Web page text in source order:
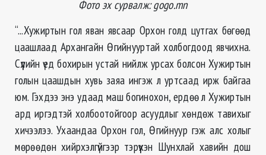
Фото эх сурвалж: gogo.mn
“...Хужиртын гол яван явсаар Орхон голд цутгах бөгөөд
цаашлаад Архангайн Өгийнууртай холбогдоод явчихна.
Сүүлийн үед бохирын устай нийлж урсах болсон Хужиртын
голын цаашдын хувь заяа ингэж л уртсаад ирж байгаа
юм. Гэхдээ энэ удаад маш богинохон, ердөө л Хужиртын
ард иргэдтэй холбоотойгоор асуудлыг хөндөж тавихыг
хичээлээ. Ухаандаа Орхон гол, Өгийнуур гэж алс холыг
мөрөөдөн хийрхэлгүйгээр тэрүүхэн Шунхлай хавийн дош